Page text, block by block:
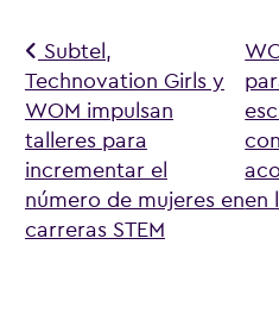
Navegación de
Subtel,
Technovation Girls y
WOM impulsan
talleres para
incrementar el
número de mujeres en
carreras STEM
en